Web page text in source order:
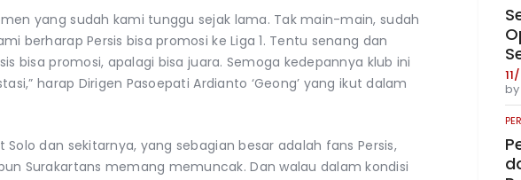
yang sudah kami tunggu sejak lama. Tak main-main, sudah
berharap Persis bisa promosi ke Liga 1. Tentu senang dan
bisa promosi, apalagi bisa juara. Semoga kedepannya klub ini
harap Dirigen Pasoepati Ardianto ‘Geong’ yang ikut dalam
Solo dan sekitarnya, yang sebagian besar adalah fans Persis,
Surakartans memang memuncak. Dan walau dalam kondisi